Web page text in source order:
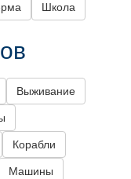
Школа
Выживание
Корабли
Машины